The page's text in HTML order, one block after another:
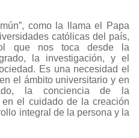
como la llama el Papa
católicas del país,
que nos toca desde la
la investigación, y el
Es una necesidad el
el ámbito universitario y en
la conciencia de la
el cuidado de la creación
integral de la persona y la